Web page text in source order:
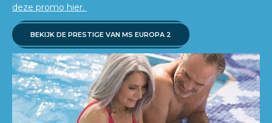
deze promo hier.
BEKIJK DE PRESTIGE VAN MS EUROPA 2